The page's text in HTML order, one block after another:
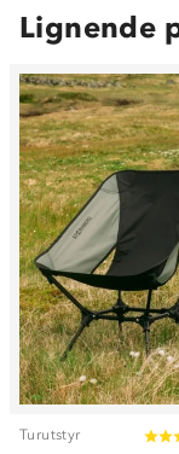
Lignende
Turutstyr